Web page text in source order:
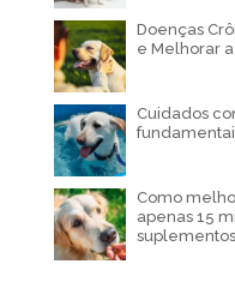
Doenças
e Melhorar
Cuidados
Como
apenas 15